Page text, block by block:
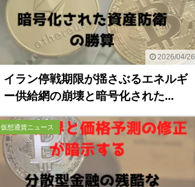
2026/04/26
イラン停戦期限が揺さぶるエネルギ
ー供給網の崩壊と暗号化された...
仮想通貨ニュース